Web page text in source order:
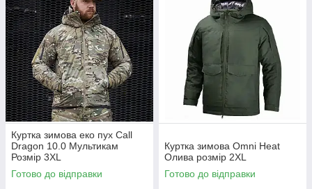
Куртка зимова еко пух Call
Dragon 10.0 Мультикам
Розмір 3XL
Готово до відправки
Куртка зимова Omni Heat
Олива розмір 2XL
Готово до відправки